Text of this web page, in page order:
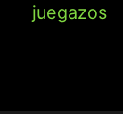
juegazos